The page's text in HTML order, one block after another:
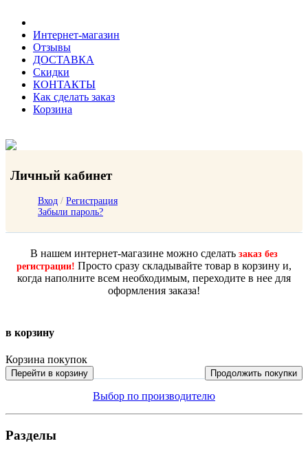
Интернет-магазин
Отзывы
ДОСТАВКА
Скидки
КОНТАКТЫ
Как сделать заказ
Корзина
Личный кабинет
Вход / Регистрация
Забыли пароль?
В нашем интернет-магазине можно сделать заказ без
регистрации! Просто сразу складывайте товар в корзину и,
когда наполните всем необходимым, переходите в нее для
оформления заказа!
в корзину
Корзина покупок
Перейти в корзину Продолжить покупки
Выбор по производителю
Разделы